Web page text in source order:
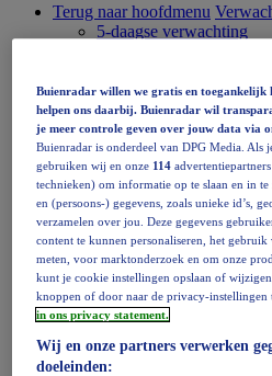
Terug naar hoofdmenu
5-daagse verwachting
Terug naar hoofdmenu
Neerslag in Nederland
Overzicht
Buienradar
Buienradar terugkijken
Cumulatief
Motregenradar
Onweerradar
Onweerradar terugkijken
Onweerradar - LIVE
Panoramaradar
Hagelradar
Sneeuwradar
Neerslagsom
Buienradar willen we gratis en toegankelijk
helpen ons daarbij. Buienradar wil
je meer controle geven over jouw data via
Buienradar is onderdeel van DPG Media. Als
gebruiken wij en onze 114
technieken) om informatie op te slaan en in
en (persoons-) gegevens, zoals unieke id’s,
verzamelen over jou. Deze gegevens
content te kunnen personaliseren, het gebruik
meten, voor marktonderzoek en om onze
kunt je cookie instellingen opslaan of
knoppen of door naar de privacy-instellingen
in ons privacy statement.
Wij en onze partners verwerken
doeleinden: